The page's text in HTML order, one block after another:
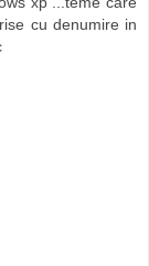
cu denumire in